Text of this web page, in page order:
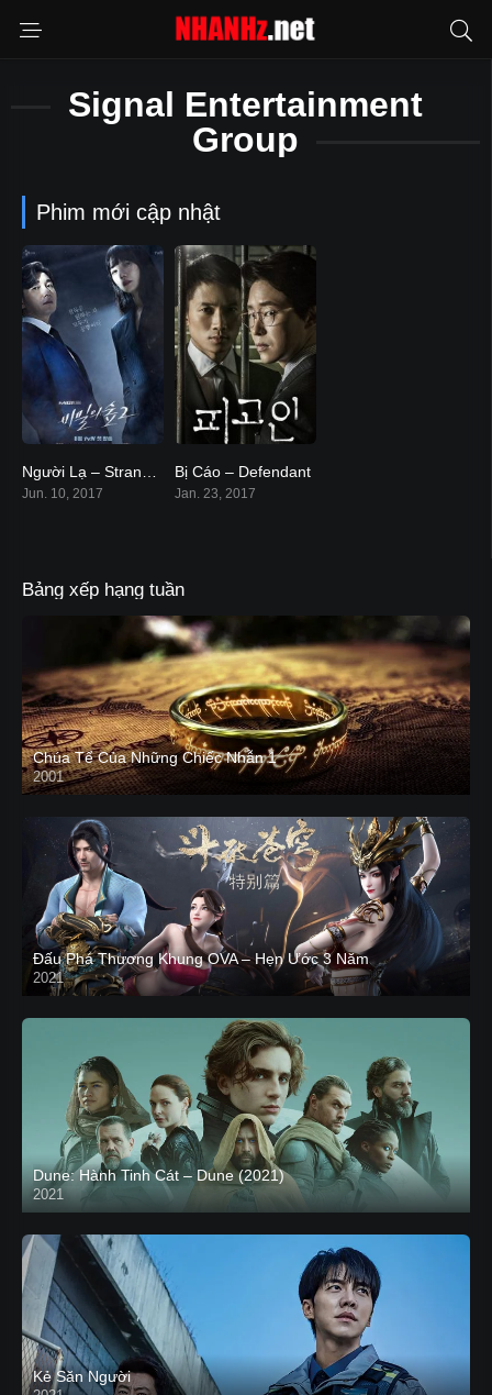
Signal Entertainment
Group
Phim mới cập nhật
8.7
Jun. 10, 2017
7.9
Bị Cáo – Defendant
Jan. 23, 2017
Bảng xếp hạng tuần
Chúa Tể Của Những Chiếc Nhẫn 1
2001
Đấu Phá Thương Khung OVA – Hẹn Ước 3 Năm
2021
Dune: Hành Tinh Cát – Dune (2021)
2021
HD VIETSUB
Kẻ Săn Người